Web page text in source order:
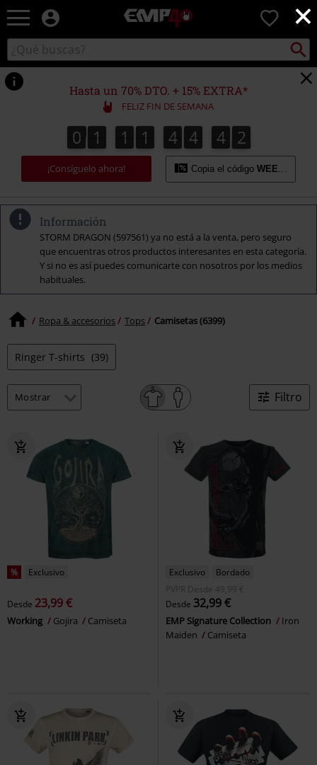
×
EMP
Música,
TV
&
Gaming
Merch
Ropa
Alternativa
0
Buscar
en
el
catálogo
Buscar
Hasta un 70% DTO. + 15% EXTRA*
FELIZ FIN DE SEMANA
0
0 1
1 1
1 1
1 4
4 4
4 4
4 0
1
0
2
1
¡Consíguelo ahora! Copia el código WEEKEND
Información
STORM DRAGON (597561) ya no está a la venta, pero seguro
que encuentras otros productos interesantes en esta categoría.
Y si no es así puedes comunicarte con nosotros por los medios
habituales.
Ropa & accesorios Tops Camisetas (6399)
Ringer T-shirts (39)
Filtro
% Exclusivo
Desde 23,99 €
Working Gojira Camiseta
Exclusivo
Bordado
PVPR
Desde 49,99 €
Desde 32,99 €
EMP Signature Collection
Iron
Maiden
Camiseta